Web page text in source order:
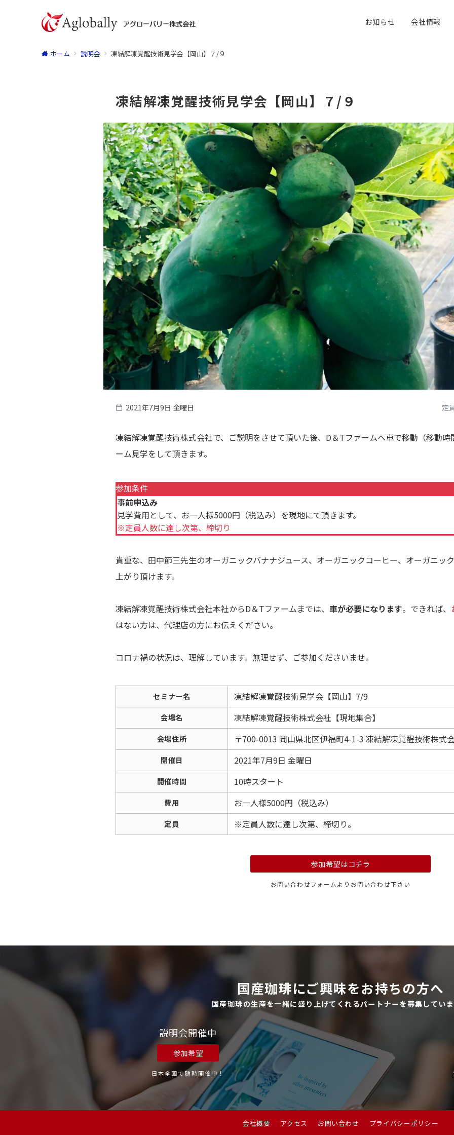
お知らせ 会社情報
ホーム 説明会 凍結解凍覚醒技術見学会【岡山】７/９
凍結解凍覚醒技術見学会【岡山】７/９
2021年7月9日 金曜日 定
凍結解凍覚醒技術株式会社で、ご説明をさせて頂いた後、D＆Tファームへ車で移動（移動
ーム見学をして頂きます。
参加条件
事前申込み
見学費用として、お一人様5000円（税込み）を現地にて頂きます。
※定員人数に達し次第、締切り
貴重な、田中節三先生のオーガニックバナナジュース、オーガニックコーヒー、オーガニッ
上がり頂けます。
凍結解凍覚醒技術株式会社本社からD＆Tファームまでは、 車が必要になります。できれば、
はない方は、代理店の方にお伝えください。
コロナ禍の状況は、理解しています。無理せず、ご参加くださいませ。
セミナー名 凍結解凍覚醒技術見学会【岡山】7/9
会場名 凍結解凍覚醒技術株式会社【現地集合】
会場住所 〒700-0013 岡山県北区伊福町4-1-3 凍結解凍覚醒技術株式
開催日 2021年7月9日 金曜日
開催時間 10時スタート
費用 お一人様5000円（税込み）
定員 ※定員人数に達し次第、締切り。
参加希望はコチラ
お問い合わせフォームよりお問い合わせ下さい
国産珈琲にご興味をお持ちの方へ
国産珈琲の生産を一緒に盛り上げてくれるパートナーを募集してい
説明会開催中
参加希望
日本全国で随時開催中！
会社概要 アクセス お問い合わせ プライバシーポリシー